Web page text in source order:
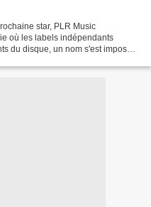
star, PLR Music
où les labels indépendants
du disque, un nom s'est imposé à